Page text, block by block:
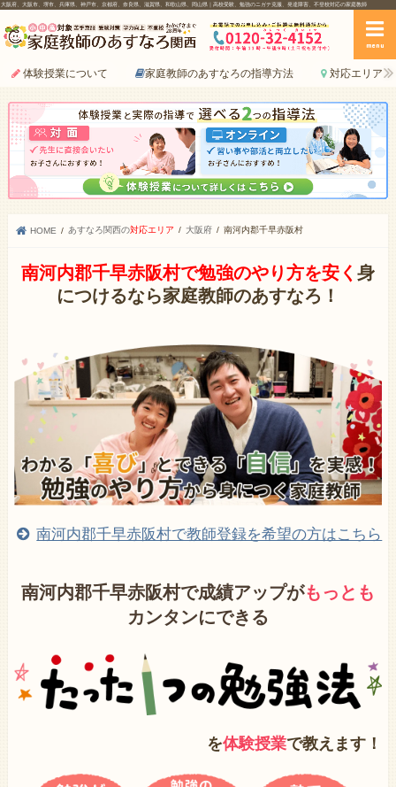
大阪府、大阪市、堺市、兵庫県、神戸市、京都府、奈良県、滋賀県、和歌山県、岡山県｜高校受験、勉強のニガテ克服、発達障害、不登校対応の家庭教師
menu
体験授業について 家庭教師のあすなろの指導方法 対応エリア
HOME あすなろ関西の対応エリア 大阪府 南河内郡千早赤阪村
南河内郡千早赤阪村で勉強のやり方を安く 身
につけるなら家庭教師のあすなろ！
南河内郡千早赤阪村で教師登録を希望の方はこちら
南河内郡千早赤阪村で成績アップがもっとも
カンタンにできる
を体験授業で教えます！